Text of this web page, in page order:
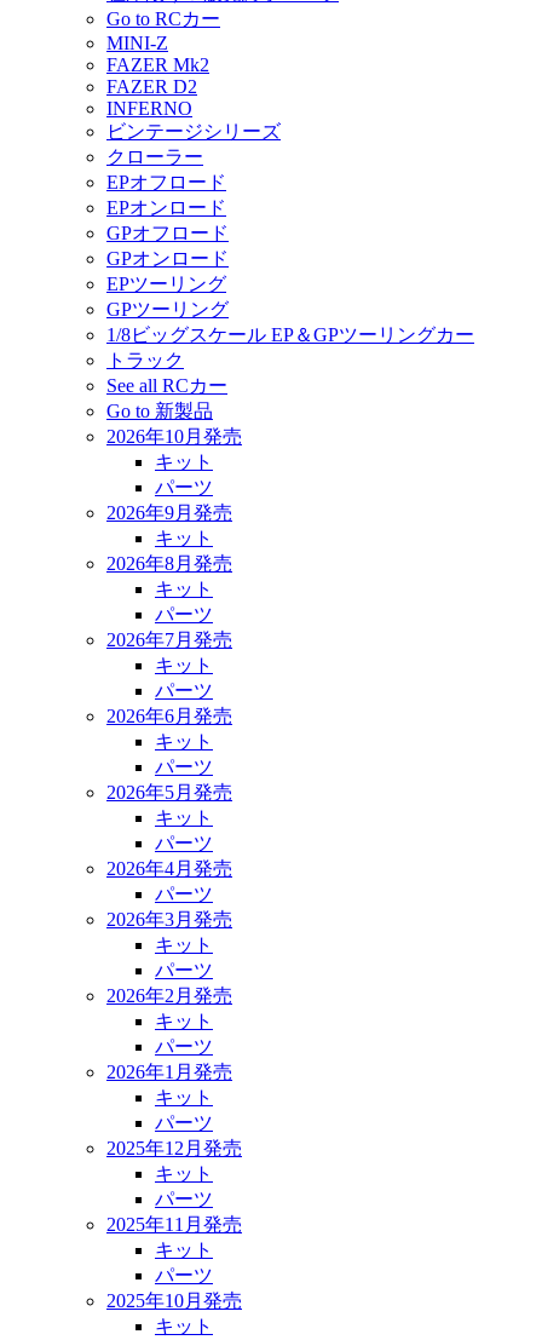
Go to RCカー
MINI-Z
FAZER Mk2
FAZER D2
INFERNO
ビンテージシリーズ
クローラー
EPオフロード
EPオンロード
GPオフロード
GPオンロード
EPツーリング
GPツーリング
1/8ビッグスケール EP＆GPツーリングカー
トラック
See all RCカー
Go to 新製品
2026年10月発売
キット
パーツ
2026年9月発売
キット
2026年8月発売
キット
パーツ
2026年7月発売
キット
パーツ
2026年6月発売
キット
パーツ
2026年5月発売
キット
パーツ
2026年4月発売
パーツ
2026年3月発売
キット
パーツ
2026年2月発売
キット
パーツ
2026年1月発売
キット
パーツ
2025年12月発売
キット
パーツ
2025年11月発売
キット
パーツ
2025年10月発売
キット